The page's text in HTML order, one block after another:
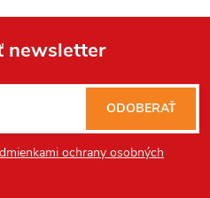
newsletter
ochrany osobných
ODOBERAŤ